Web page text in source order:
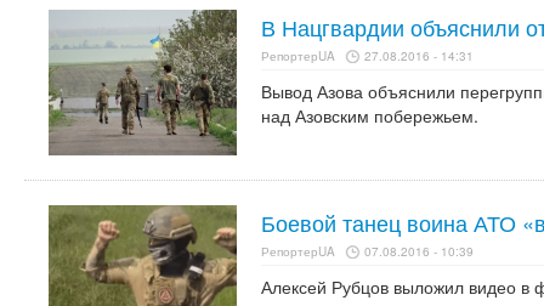
В Нацгвардии объяснили
РепортерUA 27.08.2016 - 14:31
Вывод Азова объяснили
над Азовским побережьем.
Боевой танец воина АТО
РепортерUA 07.08.2016 - 10:39
Алексей Рубцов выложил видео в